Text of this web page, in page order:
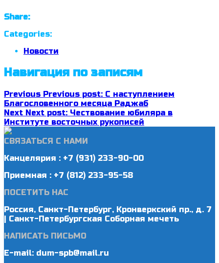
Share:
Categories:
Новости
Навигация по записям
Previous Previous post: С наступлением
Благословенного месяца Раджаб
Next Next post: Чествование юбиляра в
Институте восточных рукописей
СВЯЗАТЬСЯ С НАМИ
Канцелярия : +7 (931) 233-90-00
Приемная : +7 (812) 233-95-58
ПОСЕТИТЬ НАС
Россия, Санкт-Петербург, Кронверкский пр., д. 7
| Санкт-Петербургская Соборная мечеть
НАПИСАТЬ ПИСЬМО
E-mail: dum-spb@mail.ru